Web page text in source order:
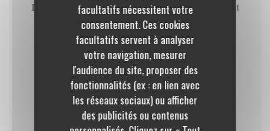
facultatifs nécessitent votre
consentement. Ces cookies
facultatifs servent à analyser
votre navigation, mesurer
l'audience du site, proposer des
fonctionnalités (ex : en lien avec
les réseaux sociaux) ou afficher
des publicités ou contenus
Paris-Brest double crème, Praliné & Pistache pavot
Amandes grillées caramélisées
GLUTEN OEUFS LAIT
FRUITS À COQUE
9,50 EUR
Dame Blanche